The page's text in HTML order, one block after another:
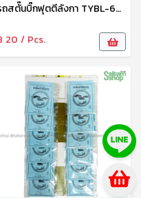
รถสตั๊นบิ๊กฟุตตีลังกา TYBL-666-1
20 / Pcs.